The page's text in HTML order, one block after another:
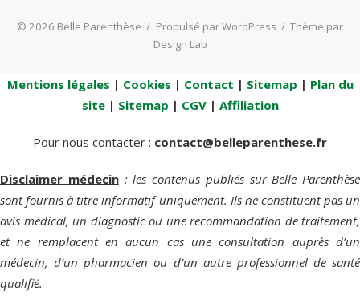
© 2026 Belle Parenthèse / Propulsé par WordPress / Thème par
Design Lab
Mentions légales | Cookies | Contact | Sitemap | Plan du
site| Sitemap | CGV| Affiliation
Pour nous contacter : contact@belleparenthese.fr
Disclaimer médecin: les contenus publiés sur Belle Parenthèse
sont fournis à titre informatif uniquement. Ils ne constituent pas un
avis médical, un diagnostic ou une recommandation de traitement,
et ne remplacent en aucun cas une consultation auprès d’un
médecin, d’un pharmacien ou d’un autre professionnel de santé
qualifié.